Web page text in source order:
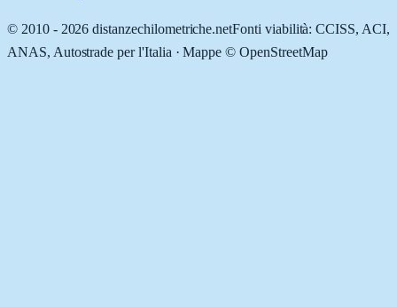
© 2010 - 2026 distanzechilometriche.netFonti viabilità: CCISS, ACI,
ANAS, Autostrade per l'Italia · Mappe © OpenStreetMap